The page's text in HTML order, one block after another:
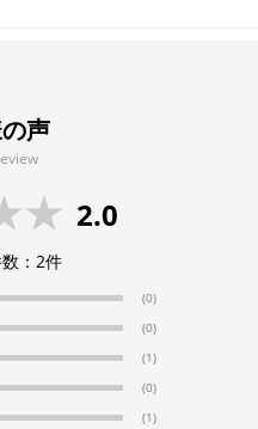
声
2.0
： 2件
(0)
(0)
(1)
(0)
(1)